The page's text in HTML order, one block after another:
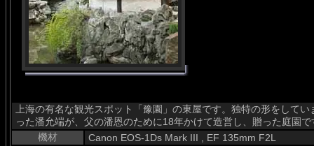
上海の有名な観光スポット「豫園」の東屋です。独特の形をして
った潘允端が、父の潘恩のために18年かけて造営し、贈った庭園で
機材
Canon EOS-1Ds Mark III , EF 135mm F2L